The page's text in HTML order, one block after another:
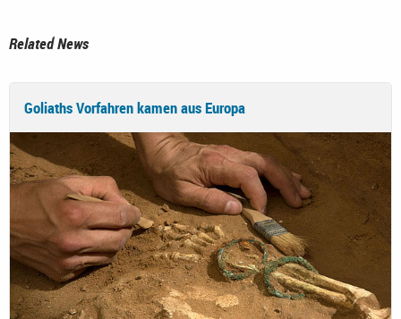
Related News
Goliaths Vorfahren kamen aus Europa